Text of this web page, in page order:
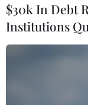
$30k In Debt
Institutions